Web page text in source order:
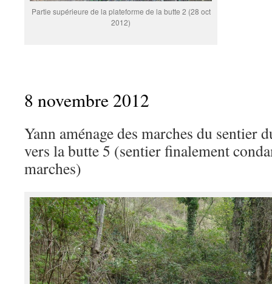
Partie supérieure de la plateforme de la butte 2 (28 oct
2012)
8 novembre 2012
Yann aménage des marches du sentier
vers la butte 5 (sentier finalement
marches)